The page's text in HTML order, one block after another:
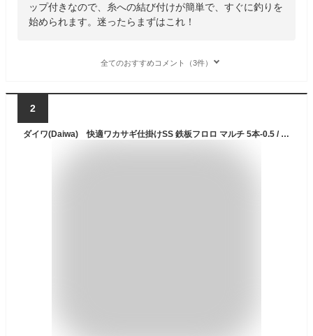
ップ付きなので、糸への結び付けが簡単で、すぐに釣りを
始められます。迷ったらまずはこれ！
全てのおすすめコメント（3件）
2
ダイワ(Daiwa) 快適ワカサギ仕掛けSS 鉄板フロロ マルチ 5本-0.5 / ワカサギ釣り ワカサギ仕掛 【釣具 釣り具】